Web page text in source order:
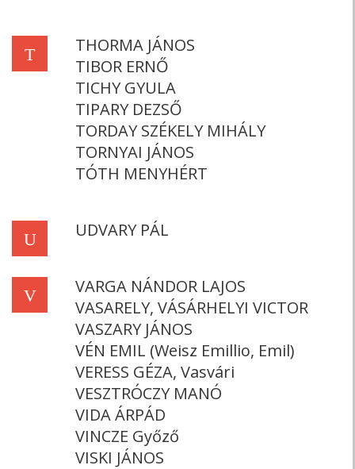
T
THORMA JÁNOS
TIBOR ERNŐ
TICHY GYULA
TIPARY DEZSŐ
TORDAY SZÉKELY MIHÁLY
TORNYAI JÁNOS
TÓTH MENYHÉRT
U UDVARY PÁL
V
VARGA NÁNDOR LAJOS
VASARELY, VÁSÁRHELYI VICTOR
VASZARY JÁNOS
VÉN EMIL (Weisz Emillio, Emil)
VERESS GÉZA, Vasvári
VESZTRÓCZY MANÓ
VIDA ÁRPÁD
VINCZE Győző
VISKI JÁNOS